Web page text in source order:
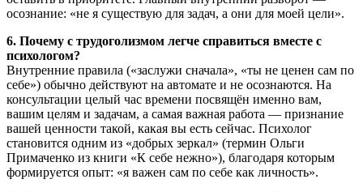
осознание: «не я существую для задач, а они для моей цели».
6. Почему с трудоголизмом легче справиться вместе с
психологом?
Внутренние правила («заслужи сначала», «ты не ценен сам по
себе») обычно действуют на автомате и не осознаются. На
консультации целый час времени посвящён именно вам,
вашим целям и задачам, а самая важная работа — признание
вашей ценности такой, какая вы есть сейчас. Психолог
становится одним из «добрых зеркал» (термин Ольги
Примаченко из книги «К себе нежно»), благодаря которым
формируется опыт: «я важен сам по себе как личность».